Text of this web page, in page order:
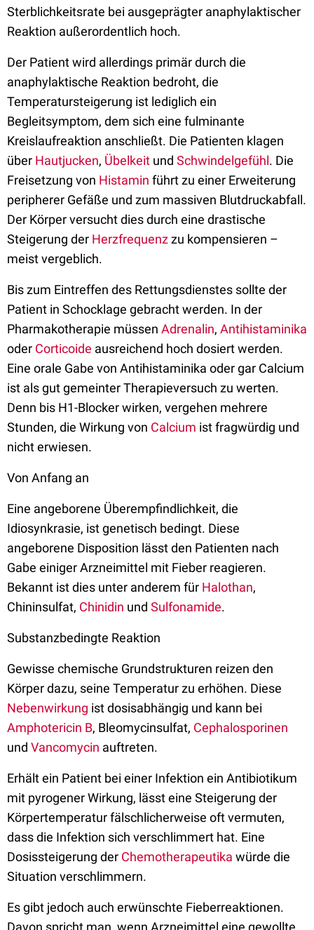
Sterblichkeitsrate bei ausgeprägter anaphylaktischer
Reaktion außerordentlich hoch.
Der Patient wird allerdings primär durch die
anaphylaktische Reaktion bedroht, die
Temperatursteigerung ist lediglich ein
Begleitsymptom, dem sich eine fulminante
Kreislaufreaktion anschließt. Die Patienten klagen
über Hautjucken, Übelkeit und Schwindelgefühl. Die
Freisetzung von Histamin führt zu einer Erweiterung
peripherer Gefäße und zum massiven Blutdruckabfall.
Der Körper versucht dies durch eine drastische
Steigerung der Herzfrequenzzu kompensieren –
meist vergeblich.
Bis zum Eintreffen des Rettungsdienstes sollte der
Patient in Schocklage gebracht werden. In der
Pharmakotherapie müssen Adrenalin, Antihistaminika
oder Corticoide ausreichend hoch dosiert werden.
Eine orale Gabe von Antihistaminika oder gar Calcium
ist als gut gemeinter Therapieversuch zu werten.
Denn bis H1-Blocker wirken, vergehen mehrere
Stunden, die Wirkung von Calcium ist fragwürdig und
nicht erwiesen.
Von Anfang an
Eine angeborene Überempfindlichkeit, die
Idiosynkrasie, ist genetisch bedingt. Diese
angeborene Disposition lässt den Patienten nach
Gabe einiger Arzneimittel mit Fieber reagieren.
Bekannt ist dies unter anderem für Halothan,
Chininsulfat, Chinidin und Sulfonamide.
Substanzbedingte Reaktion
Gewisse chemische Grundstrukturen reizen den
Körper dazu, seine Temperatur zu erhöhen. Diese
Nebenwirkung ist dosisabhängig und kann bei
Amphotericin B, Bleomycinsulfat, Cephalosporinen
und Vancomycin auftreten.
Erhält ein Patient bei einer Infektion ein Antibiotikum
mit pyrogener Wirkung, lässt eine Steigerung der
Körpertemperatur fälschlicherweise oft vermuten,
dass die Infektion sich verschlimmert hat. Eine
Dosissteigerung der Chemotherapeutika würde die
Situation verschlimmern.
Es gibt jedoch auch erwünschte Fieberreaktionen.
Davon spricht man, wenn Arzneimittel eine gewollte